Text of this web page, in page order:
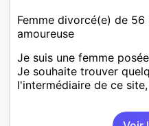
Femme divorcé(e) de
amoureuse
Je suis une femme
Je souhaite trouver
l'intermédiaire de ce